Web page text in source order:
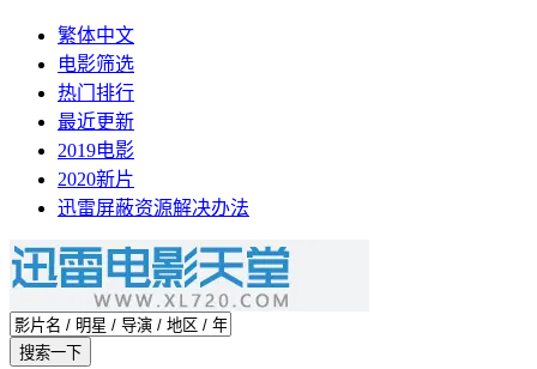
繁体中文
电影筛选
热门排行
最近更新
2019电影
2020新片
迅雷屏蔽资源解决办法